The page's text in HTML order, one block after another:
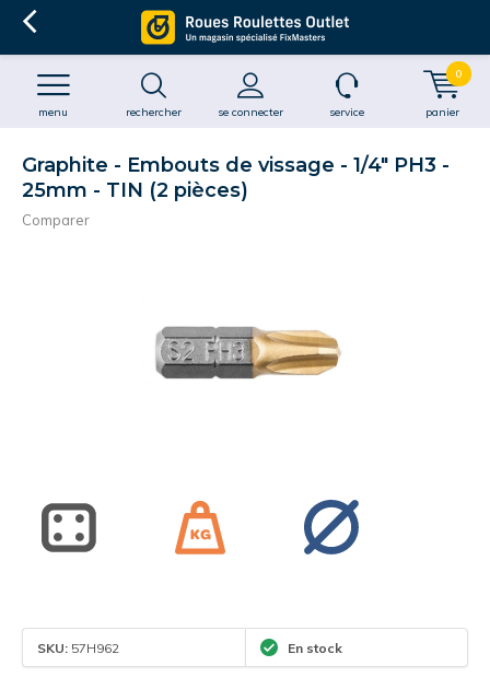
rechercher se connecter
menu service panier
0
Graphite - Embouts de vissage - 1/4" PH3 -
25mm - TIN (2 pièces)
Comparer
SKU: 57H962 En stock